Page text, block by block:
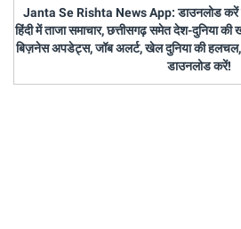
Janta Se Rishta News App: डाउनलोड करें
हिंदी में ताजा समाचार, छत्तीसगढ़ समेत देश-दुनिया
बिज़नेस अपडेट्स, जॉब अलर्ट, खेल दुनिया की हलचल,
डाउनलोड करें!